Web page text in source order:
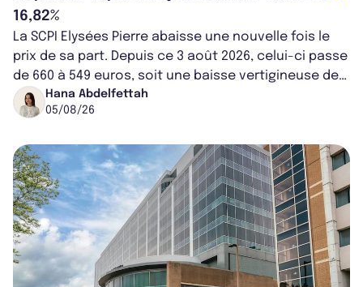
16,82%
La SCPI Elysées Pierre abaisse une nouvelle fois le
prix de sa part. Depuis ce 3 août 2026, celui-ci passe
de 660 à 549 euros, soit une baisse vertigineuse de
16,82%. Cette nouvell...
Hana Abdelfettah
05/08/26